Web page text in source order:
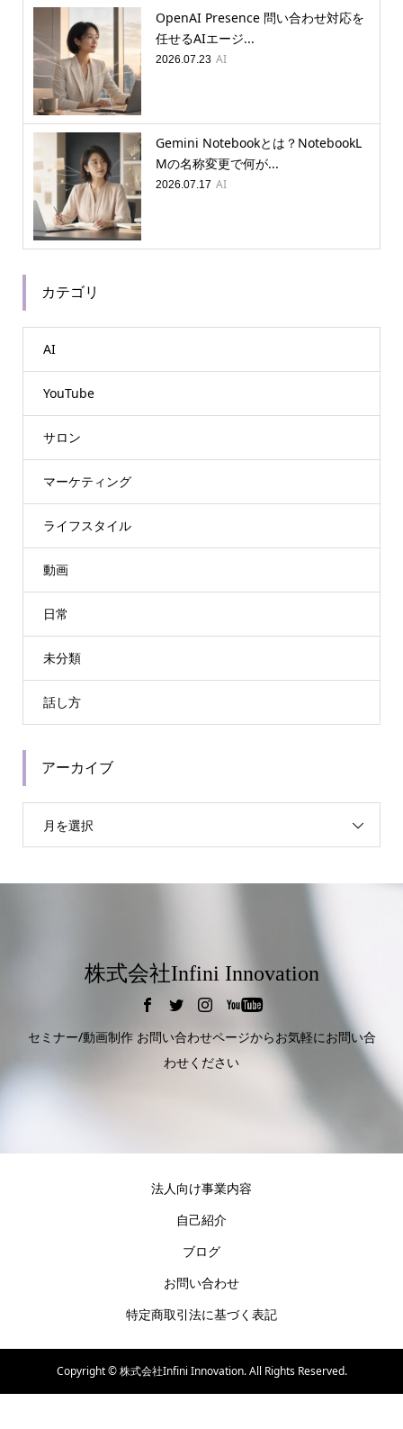
OpenAI Presence 問い合わせ対応を
任せるAIエージ...
2026.07.23 AI
Gemini Notebookとは？NotebookL
Mの名称変更で何が...
2026.07.17 AI
カテゴリ
AI
YouTube
サロン
マーケティング
ライフスタイル
動画
日常
未分類
話し方
アーカイブ
月を選択
株式会社Infini Innovation
セミナー/動画制作 お問い合わせページからお気軽にお問い合
わせください
法人向け事業内容
自己紹介
ブログ
お問い合わせ
特定商取引法に基づく表記
Copyright ©株式会社Infini Innovation. All Rights Reserved.